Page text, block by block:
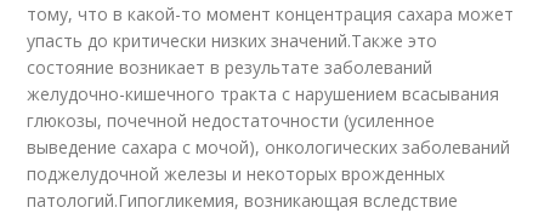
тому, что в какой-то момент концентрация сахара может
упасть до критически низких значений.Также это
состояние возникает в результате заболеваний
желудочно-кишечного тракта с нарушением всасывания
глюкозы, почечной недостаточности (усиленное
выведение сахара с мочой), онкологических заболеваний
поджелудочной железы и некоторых врожденных
патологий.Гипогликемия, возникающая вследствие